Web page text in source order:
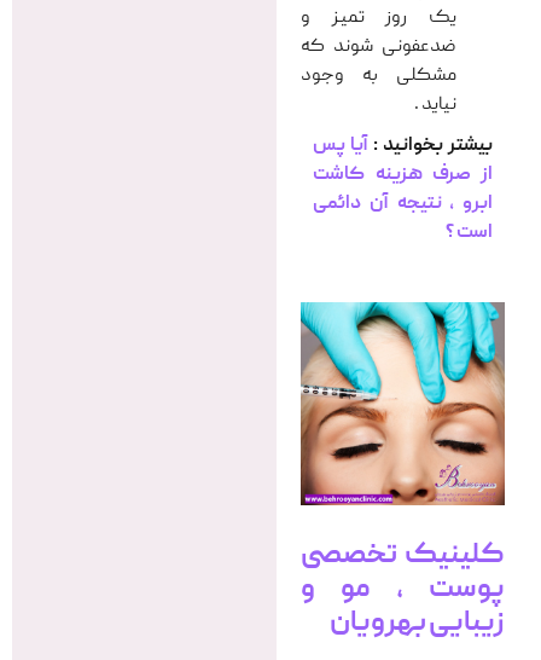
یک روز تمیز و
ضدعفونی شوند که
مشکلی به وجود
نیاید .
بیشتر بخوانید : آیا پس
از صرف هزینه کاشت
ابرو ، نتیجه آن دائمی
است ؟
کلینیک تخصصی
پوست ، مو و
زیبایی بهرویان